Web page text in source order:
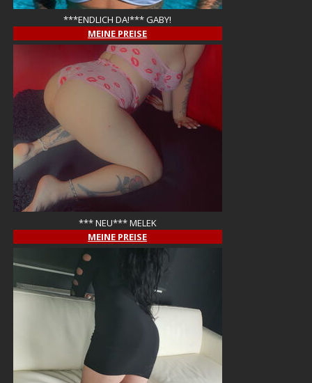
***ENDLICH DA!*** GABY!
MEINE PREISE
*** NEU*** MELEK
MEINE PREISE